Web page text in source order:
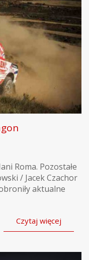
Roma. Pozostałe
/ Jacek Czachor
aktualne
Czytaj więcej